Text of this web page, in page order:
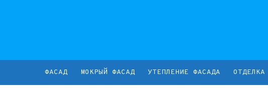
ФАСАД МОКРЫЙ ФАСАД УТЕПЛЕНИЕ ФАСАДА ОТДЕЛКА